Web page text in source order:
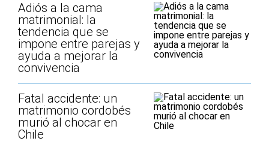
Adiós a la cama
matrimonial: la
tendencia que se
impone entre parejas y
ayuda a mejorar la
convivencia
Fatal accidente: un
matrimonio cordobés
murió al chocar en
Chile